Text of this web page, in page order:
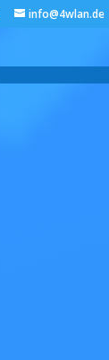
info@4wlan.de